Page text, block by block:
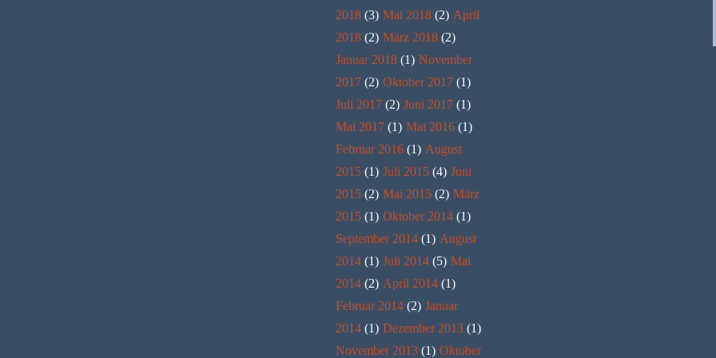
2018 (3) Mai 2018 (2) April
2018 (2) März 2018 (2)
Januar 2018 (1) November
2017 (2) Oktober 2017 (1)
Juli 2017 (2) Juni 2017 (1)
Mai 2017 (1) Mai 2016 (1)
Februar 2016 (1) August
2015 (1) Juli 2015 (4) Juni
2015 (2) Mai 2015 (2) März
2015 (1) Oktober 2014 (1)
September 2014 (1) August
2014 (1) Juli 2014 (5) Mai
2014 (2) April 2014 (1)
Februar 2014 (2) Januar
2014 (1) Dezember 2013 (1)
November 2013 (1) Oktober